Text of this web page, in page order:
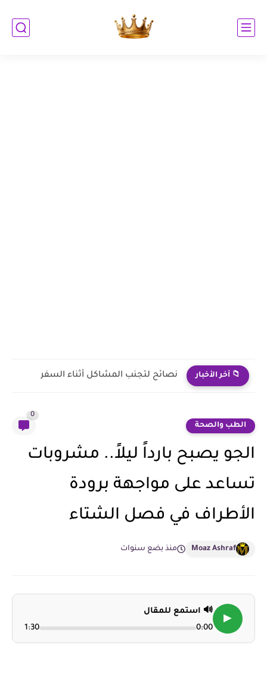
📁 آخر الأخبار نصائح لتجنب المشاكل أثناء السفر
الطب والصحة
0
الجو يصبح بارداً ليلاً.. مشروبات
تساعد على مواجهة برودة
الأطراف في فصل الشتاء
Moaz Ashraf منذ بضع سنوات
▶
🔊 استمع للمقال
0:00
1:30